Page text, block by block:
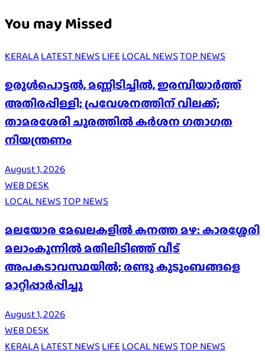
You may Missed
KERALALATEST NEWSLIFELOCAL NEWSTOP NEWS
ഉരുൾപൊട്ടൽ, മണ്ണിടിച്ചിൽ, ഇരമ്പിയാര്‍ത്ത്
അതിരപ്പിള്ളി; പ്രവേശനത്തിന് വിലക്ക്;
താമരശേരി ചുരത്തില്‍ കര്‍ശന ഗതാഗത
നിയന്ത്രണം
August 1, 2026
WEB DESK
LOCAL NEWSTOP NEWS
മലയോര മേഖലകളിൽ കനത്ത മഴ: കാരശ്ശേരി
മലാംകുന്നിൽ മതിലിടിഞ്ഞ് വീട്
അപകടാവസ്ഥയിൽ; രണ്ടു കുടുംബങ്ങളെ
മാറ്റിപ്പാർപ്പിച്ചു
August 1, 2026
WEB DESK
KERALALATEST NEWS LIFE LOCAL NEWSTOP NEWS